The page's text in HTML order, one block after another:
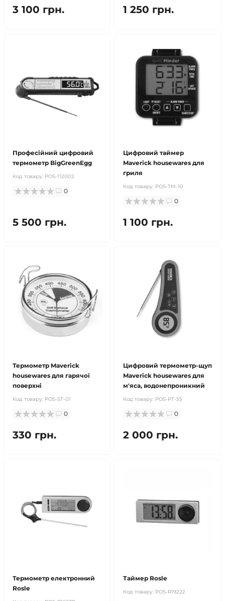
3 100 грн. 1 250 грн.
Професійний цифровий
термометр BigGreenEgg
Код товару: POS-112002
0
5 500 грн.
Цифровий таймер
Maverick housewares для
гриля
Код товару: POS-TM-10
0
1 100 грн.
Термометр Maverick
housewares для гарячої
поверхні
Код товару: POS-ST-01
0
330 грн.
Цифровий термометр-щуп
Maverick housewares для
м'яса, водонепроникний
Код товару: POS-PT-55
0
2 000 грн.
Термометр електронний
Rosle
Таймер Rosle
Код товару: POS-R19222